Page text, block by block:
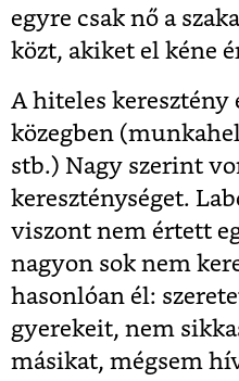
egyre csak nő a
közt, akiket el kéne
A hiteles keresztény
közegben
stb.) Nagy szerint
kereszténységet.
viszont nem értett
nagyon sok nem
hasonlóan él:
gyerekeit, nem
másikat, mégsem